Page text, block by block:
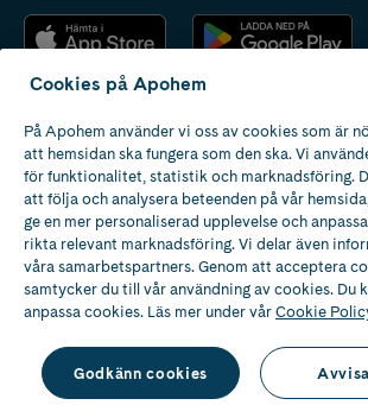
Apotek med tillstånd
av Läkemedelsverket
Cookies på Apohem
På Apohem använder vi oss av cookies som är
att hemsidan ska fungera som den ska. Vi
för funktionalitet, statistik och marknadsföring.
att följa och analysera beteenden på vår
ge en mer personaliserad upplevelse och
rikta relevant marknadsföring. Vi delar även
våra samarbetspartners. Genom att acceptera
samtycker du till vår användning av cookies. Du
anpassa cookies. Läs mer under vårCookie
Godkänn cookies